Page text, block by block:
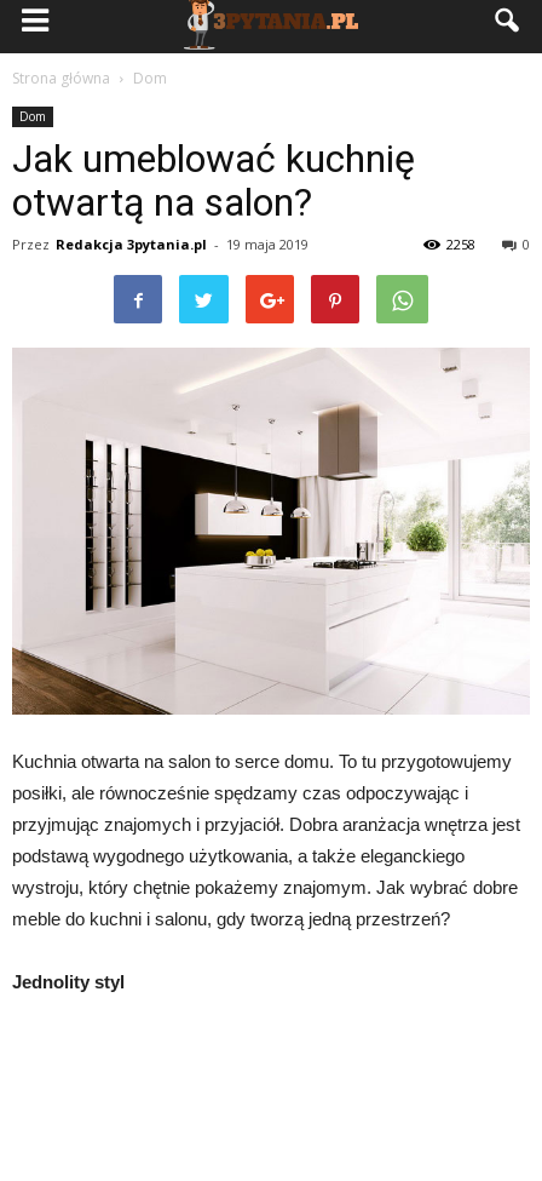
Strona główna Dom
Dom
Jak umeblować kuchnię
otwartą na salon?
Przez Redakcja 3pytania.pl - 19 maja 2019 0
2258
Kuchnia otwarta na salon to serce domu. To tu przygotowujemy
posiłki, ale równocześnie spędzamy czas odpoczywając i
przyjmując znajomych i przyjaciół. Dobra aranżacja wnętrza jest
podstawą wygodnego użytkowania, a także eleganckiego
wystroju, który chętnie pokażemy znajomym. Jak wybrać dobre
meble do kuchni i salonu, gdy tworzą jedną przestrzeń?
Jednolity styl